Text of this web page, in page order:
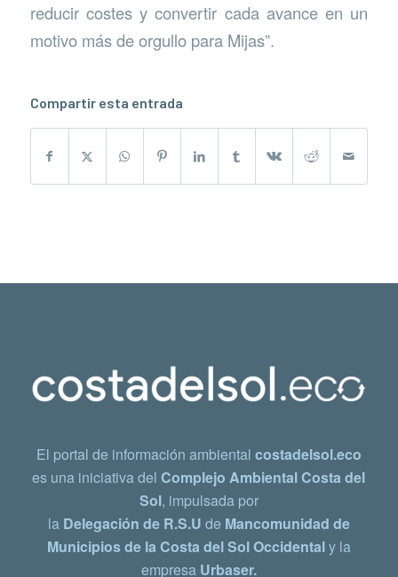
reducir costes y convertir cada avance en un
motivo más de orgullo para Mijas”.
Compartir esta entrada
El portal de información ambiental costadelsol.eco
es una iniciativa delComplejo Ambiental Costa del
Sol, impulsada por
la Delegación de R.S.U de Mancomunidad de
Municipios de la Costa del Sol Occidentaly la
empresa Urbaser.